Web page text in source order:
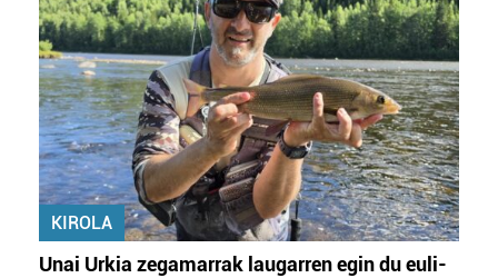
KIROLA
Unai Urkia zegamarrak laugarren egin du euli-